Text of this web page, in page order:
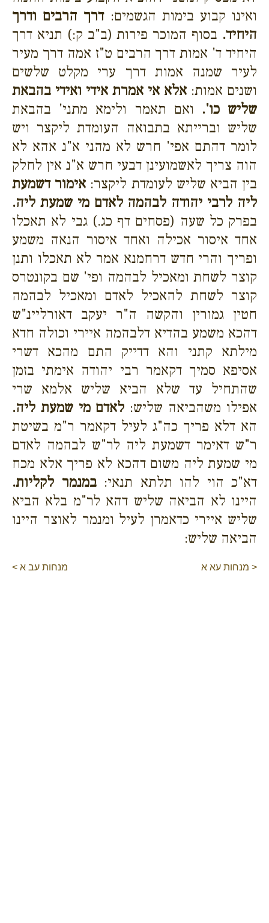
ואינו קבוע בימות הגשמים:דרך הרבים ודרך
היחיד. בסוף המוכר פירות (ב"ב ק:) תניא דרך
היחיד ד' אמות דרך הרבים ט"ז אמה דרך מעיר
לעיר שמנה אמות דרך ערי מקלט שלשים
ושנים אמות: אלא אי אמרת אידי ואידי בהבאת
שליש כו'. ואם תאמר ולימא מתני' בהבאת
שליש וברייתא בתבואה העומדת ליקצר ויש
לומר דהתם אפי' חרש לא מהני א"נ אהא לא
הוה צריך לאשמועינן דבעי חרש א"נ אין לחלק
בין הביא שליש לעומדת ליקצר: אימור דשמעת
ליה לרבי יהודה לבהמה לאדם מי שמעת ליה.
בפרק כל שעה (פסחים דף כג.) גבי לא תאכלו
אחד איסור אכילה ואחד איסור הנאה משמע
ופריך והרי חדש דרחמנא אמר לא תאכלו ותנן
קוצר לשחת ומאכיל לבהמה ופי' שם בקונטרס
קוצר לשחת להאכיל לאדם ומאכיל לבהמה
חטין גמורין והקשה ה"ר יעקב דאורליינ"ש
דהכא משמע בהדיא דלבהמה איירי וכולה חדא
מילתא קתני והא דדייק התם מהכא דשרי
אסיפא סמיך דקאמר רבי יהודה אימתי בזמן
שהתחיל עד שלא הביא שליש אלמא שרי
אפילו משהביאה שליש: לאדם מי שמעת ליה.
הא דלא פריך כה"ג לעיל דקאמר ר"מ בשיטת
ר"ש דאימר דשמעת ליה לר"ש לבהמה לאדם
מי שמעת ליה משום דהכא לא פריך אלא מכח
דא"כ הוי להו תלתא תנאי:במנמר לקליות.
היינו לא הביאה שליש דהא לר"מ בלא הביא
שליש איירי כדאמרן לעיל ומנמר לאוצר היינו
הביאה שליש:
< מנחות עא א מנחות עב א >